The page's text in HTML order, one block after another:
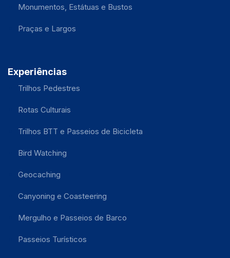
Monumentos, Estátuas e Bustos
Praças e Largos
Experiências
Trilhos Pedestres
Rotas Culturais
Trilhos BTT e Passeios de Bicicleta
Bird Watching
Geocaching
Canyoning e Coasteering
Mergulho e Passeios de Barco
Passeios Turísticos